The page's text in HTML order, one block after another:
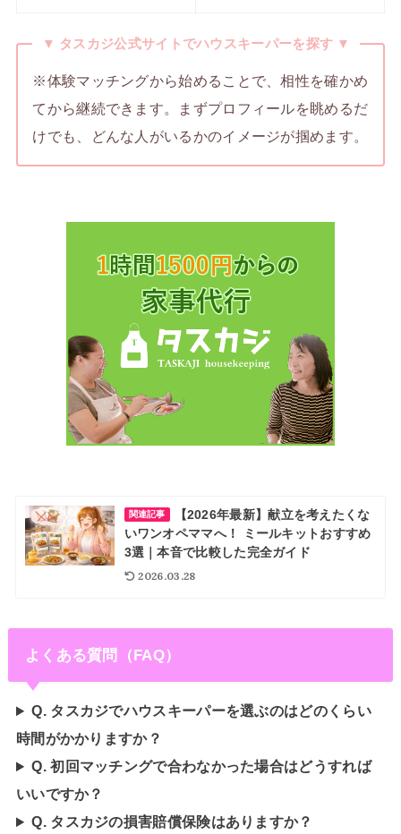
▼ タスカジ公式サイトでハウスキーパーを探す ▼
※体験マッチングから始めることで、相性を確かめ
てから継続できます。まずプロフィールを眺めるだ
けでも、どんな人がいるかのイメージが掴めます。
関連記事
【2026年最新】献立を考えたくな
いワンオペママへ！ ミールキットおすすめ
3選｜本音で比較した完全ガイド
2026.03.28
よくある質問（FAQ）
Q. タスカジでハウスキーパーを選ぶのはどのくらい
時間がかかりますか？
Q. 初回マッチングで合わなかった場合はどうすれば
いいですか？
Q. タスカジの損害賠償保険はありますか？